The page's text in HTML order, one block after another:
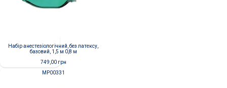
Набір анестезіологічний, без латексу,
базовий, 1,5 м 0,8 м
749,00грн
MP00331